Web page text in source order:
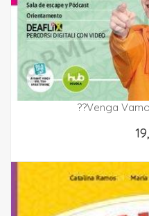
??venga